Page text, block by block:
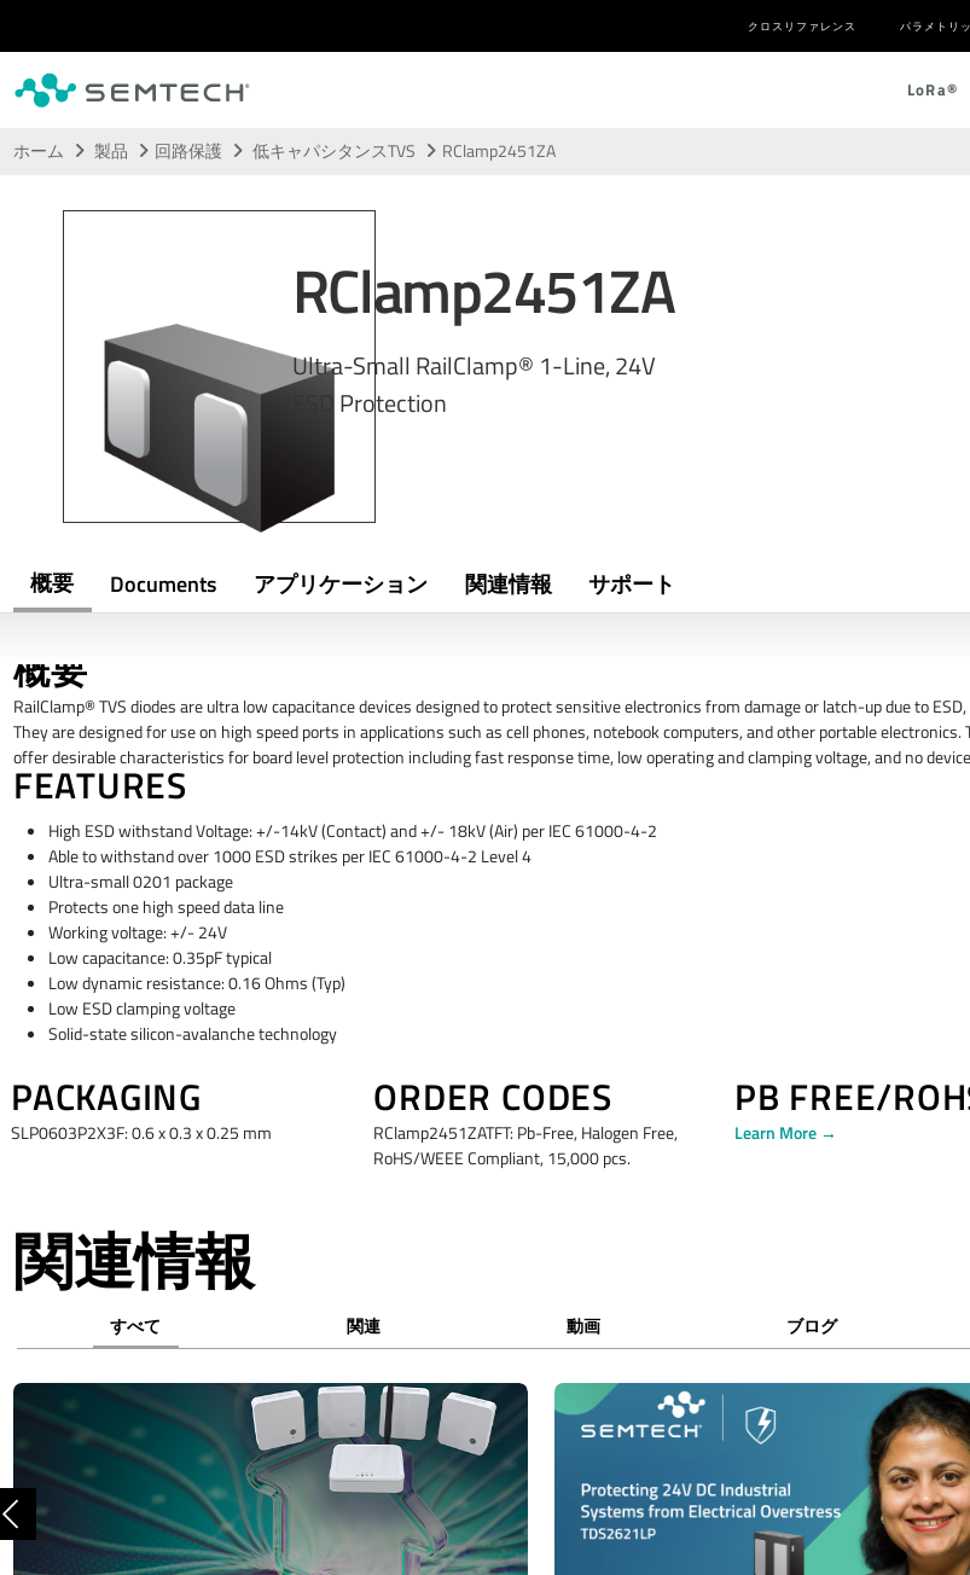
メインコンテンツにスキップ
クロスリファレンス パラメトリ
LoRa®
ホーム 製品 回路保護 低キャパシタンスTVS RClamp2451ZA
RClamp2451ZA
Ultra-Small RailClamp® 1-Line, 24V
ESD Protection
概要 Documents アプリケーション 関連情報 サポート
概要
RailClamp® TVS diodes are ultra low capacitance devices designed to protect sensitive electronics from damage or latch-up due to ESD,
They are designed for use on high speed ports in applications such as cell phones, notebook computers, and other portable electronics.
offer desirable characteristics for board level protection including fast response time, low operating and clamping voltage, and no
FEATURES
High ESD withstand Voltage: +/-14kV (Contact) and +/- 18kV (Air) per IEC 61000-4-2
Able to withstand over 1000 ESD strikes per IEC 61000-4-2 Level 4
Ultra-small 0201 package
Protects one high speed data line
Working voltage: +/- 24V
Low capacitance: 0.35pF typical
Low dynamic resistance: 0.16 Ohms (Typ)
Low ESD clamping voltage
Solid-state silicon-avalanche technology
PACKAGING
SLP0603P2X3F: 0.6 x 0.3 x 0.25 mm
ORDER CODES
RClamp2451ZATFT: Pb-Free, Halogen Free,
RoHS/WEEE Compliant, 15,000 pcs.
PB FREE/
Learn More →
関連情報
すべて 関連 動画 ブログ
前へ